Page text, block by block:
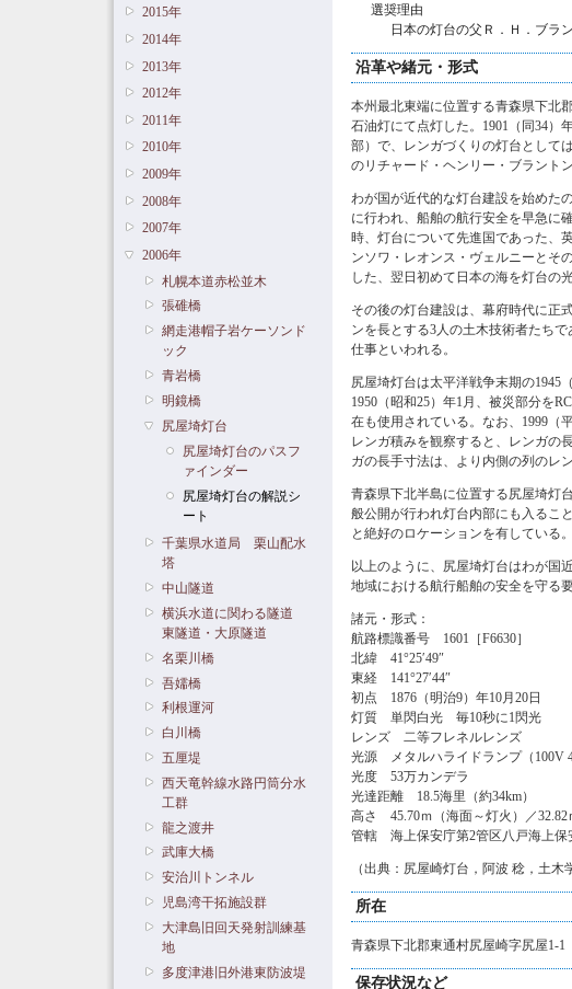
2015年
2014年
2013年
2012年
2011年
2010年
2009年
2008年
2007年
2006年
札幌本道赤松並木
張碓橋
網走港帽子岩ケーソンド
ック
青岩橋
明鏡橋
尻屋埼灯台
尻屋埼灯台のパスフ
ァインダー
尻屋埼灯台の解説シ
ート
千葉県水道局 栗山配水
塔
中山隧道
横浜水道に関わる隧道
東隧道・大原隧道
名栗川橋
吾嬬橋
利根運河
白川橋
五厘堤
西天竜幹線水路円筒分水
工群
龍之渡井
武庫大橋
安治川トンネル
児島湾干拓施設群
大津島旧回天発射訓練基
地
多度津港旧外港東防波堤
選奨理由
日本の灯台の父Ｒ．Ｈ．ブラ
沿革や緒元・形式
本州最北東端に位置する青森県下北
石油灯にて点灯した。1901（同34）
部）で、レンガづくりの灯台として
のリチャード・ヘンリー・ブラントン
わが国が近代的な灯台建設を始めた
に行われ、船舶の航行安全を早急に
時、灯台について先進国であった、
ンソワ・レオンス・ヴェルニーとそ
した、翌日初めて日本の海を灯台の
その後の灯台建設は、幕府時代に正
ンを長とする3人の土木技術者たち
仕事といわれる。
尻屋埼灯台は太平洋戦争末期の1945
1950（昭和25）年1月、被災部分を
在も使用されている。なお、1999（
レンガ積みを観察すると、レンガの
ガの長手寸法は、より内側の列のレ
青森県下北半島に位置する尻屋埼灯
般公開が行われ灯台内部にも入るこ
と絶好のロケーションを有している。
以上のように、尻屋埼灯台はわが国
地域における航行船舶の安全を守る
諸元・形式：
航路標識番号 1601［F6630］
北緯 41°25′49″
東経 141°27′44″
初点 1876（明治9）年10月20日
灯質 単閃白光 毎10秒に1閃光
レンズ 二等フレネルレンズ
光源 メタルハライドランプ（100V
光度 53万カンデラ
光達距離 18.5海里（約34km）
高さ 45.70ｍ（海面～灯火）／32.82
管轄 海上保安庁第2管区八戸海上保
（出典：尻屋崎灯台，阿波 稔，土木
所在
青森県下北郡東通村尻屋崎字尻屋1-1
保存状況など